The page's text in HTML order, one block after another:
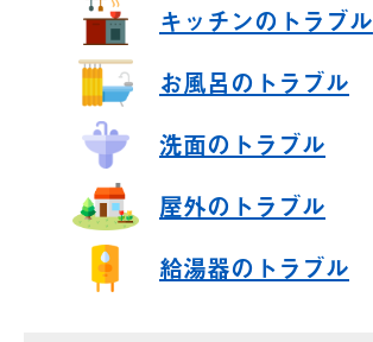
キッチンのトラブル
お風呂のトラブル
洗面のトラブル
屋外のトラブル
給湯器のトラブル